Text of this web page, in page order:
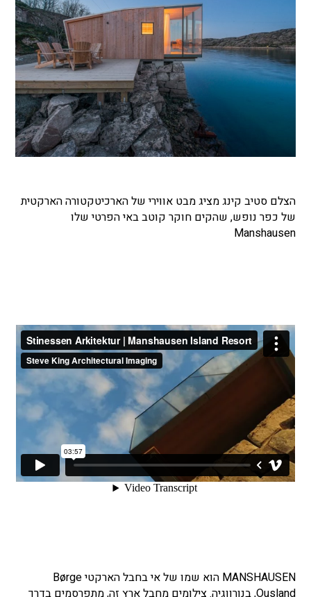
הצלם סטיב קינג מציג מבט אווירי של הארכיטקטורה הארקטית
של כפר נופש, שהקים חוקר קוטב באי הפרטי שלו
Manshausen
MANSHAUSEN הוא שמו של אי בחבל הארקטי Børge
Ousland, בנורווגיה. צילומים מחבל ארץ זה, מתפרסמים בדרך